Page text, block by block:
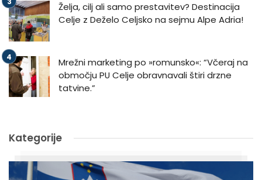
Želja, cilj ali samo prestavitev? Destinacija
Celje z Deželo Celjsko na sejmu Alpe Adria!
Mrežni marketing po »romunsko«: “Včeraj na
območju PU Celje obravnavali štiri drzne
tatvine.”
Kategorije